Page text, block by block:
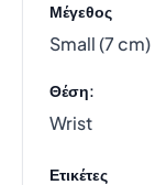
Μέγεθος
Small (7 cm)
Θέση:
Wrist
Ετικέτες